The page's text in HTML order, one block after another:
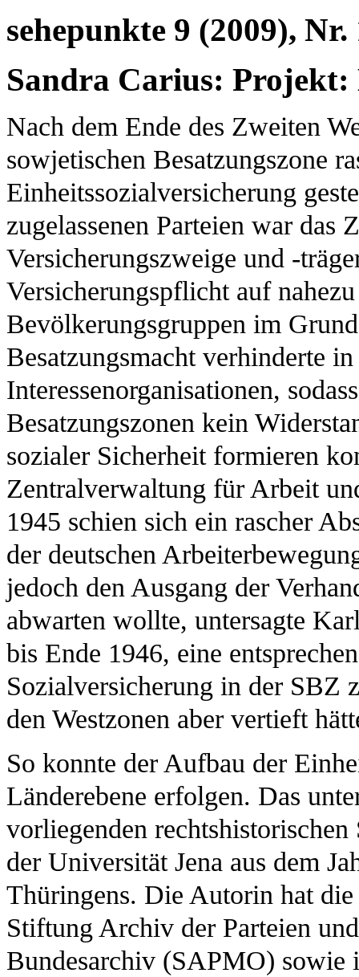
sehepunkte 9 (2009), Nr.
Sandra Carius: Projekt:
Nach dem Ende des Zweiten
sowjetischen Besatzungszone
Einheitssozialversicherung
zugelassenen Parteien war das
Versicherungszweige und -
Versicherungspflicht auf
Bevölkerungsgruppen im
Besatzungsmacht verhinderte
Interessenorganisationen,
Besatzungszonen kein
sozialer Sicherheit formieren
Zentralverwaltung für Arbeit
1945 schien sich ein rascher
der deutschen
jedoch den Ausgang der
abwarten wollte, untersagte
bis Ende 1946, eine
Sozialversicherung in der SBZ
den Westzonen aber vertieft
So konnte der Aufbau der
Länderebene erfolgen. Das
vorliegenden
der Universität Jena aus dem
Thüringens. Die Autorin hat
Stiftung Archiv der Parteien
Bundesarchiv (SAPMO) sowie